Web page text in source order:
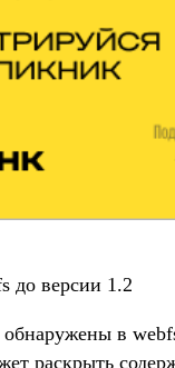
до версии 1.2
обнаружены в
раскрыть